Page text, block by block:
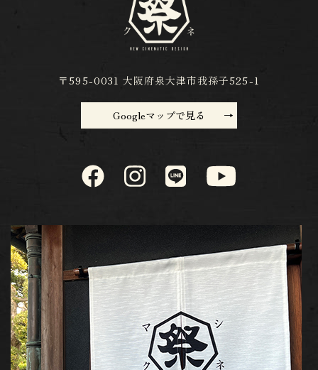
〒595-0031 大阪府泉大津市我孫子525-1
Googleマップで見る